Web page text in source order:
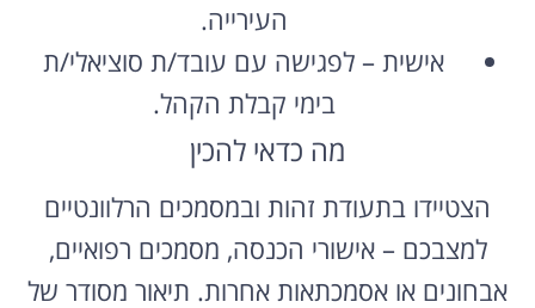
העירייה.
אישית – לפגישה עם עובד/ת סוציאלי/ת
בימי קבלת הקהל.
מה כדאי להכין
הצטיידו בתעודת זהות ובמסמכים הרלוונטיים
למצבכם – אישורי הכנסה, מסמכים רפואיים,
אבחונים או אסמכתאות אחרות. תיאור מסודר של